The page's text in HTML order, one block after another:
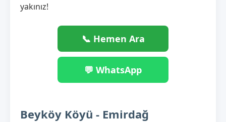
yakınız!
📞 Hemen Ara
💬 WhatsApp
Beyköy Köyü - Emirdağ